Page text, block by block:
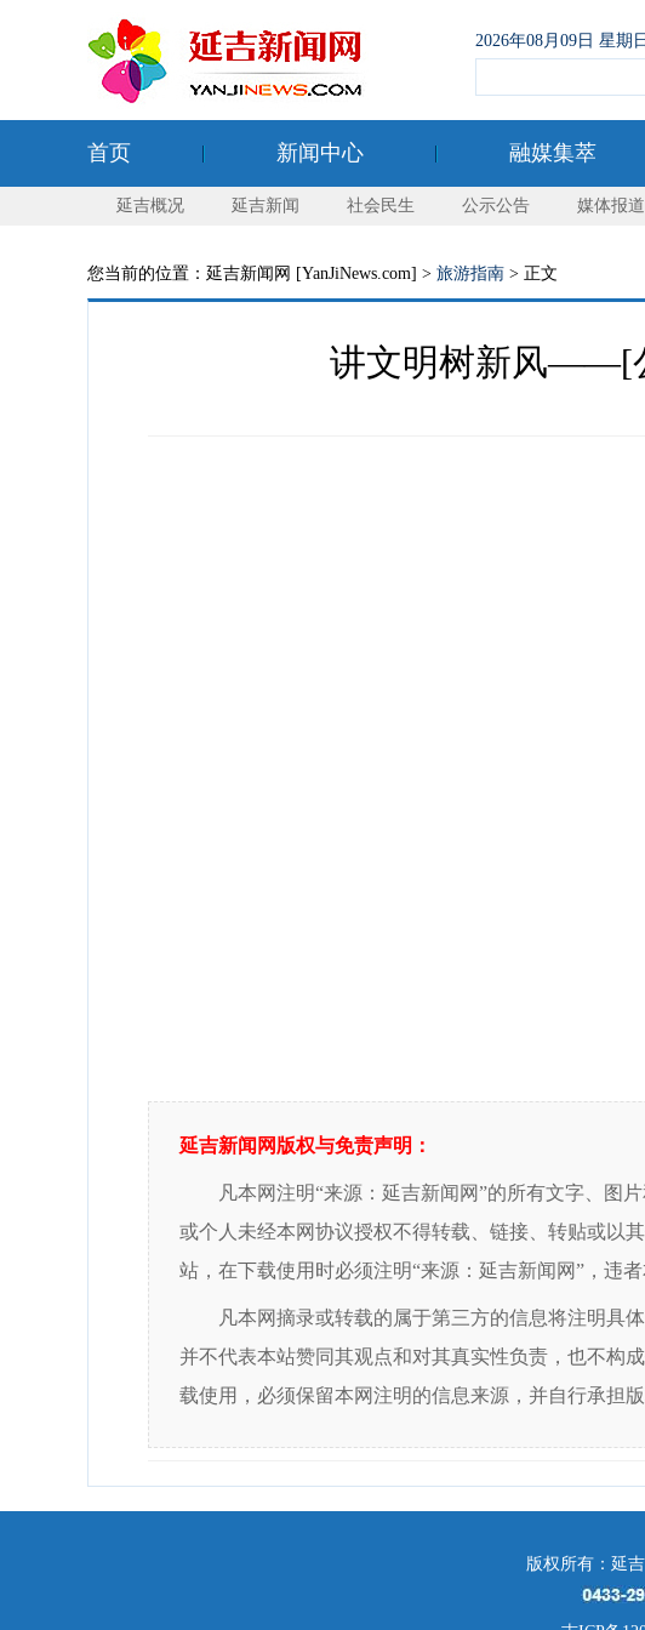
2026年08月09日 星
首页 新闻中心 融媒集萃
延吉概况 延吉新闻 社会民生 公示公告 媒体报道
您当前的位置：延吉新闻网 [YanJiNews.com] > 旅游指南 > 正文
讲文明树新风——[
延吉新闻网版权与免责声明：
凡本网注明“来源：延吉新闻网”的所有文字、图
或个人未经本网协议授权不得转载、链接、转贴或以
站，在下载使用时必须注明“来源：延吉新闻网”，违者
凡本网摘录或转载的属于第三方的信息将注明具
并不代表本站赞同其观点和对其真实性负责，也不构
载使用，必须保留本网注明的信息来源，并自行承担版
版权所有：延